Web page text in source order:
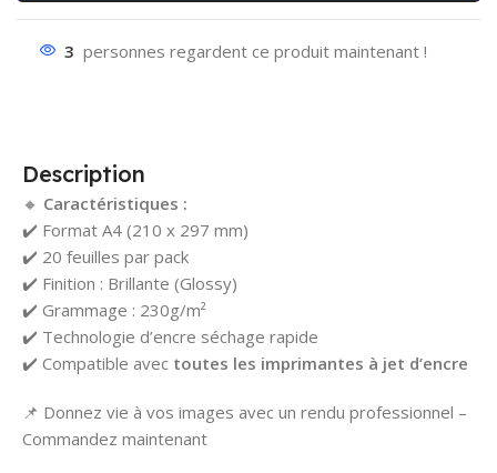
3 personnes regardent ce produit maintenant !
Description
🔸 Caractéristiques :
✔️ Format A4 (210 x 297 mm)
✔️ 20 feuilles par pack
✔️ Finition : Brillante (Glossy)
✔️ Grammage : 230g/m²
✔️ Technologie d’encre séchage rapide
✔️ Compatible avec toutes les imprimantes à jet d’encre
📌 Donnez vie à vos images avec un rendu professionnel –
Commandez maintenant